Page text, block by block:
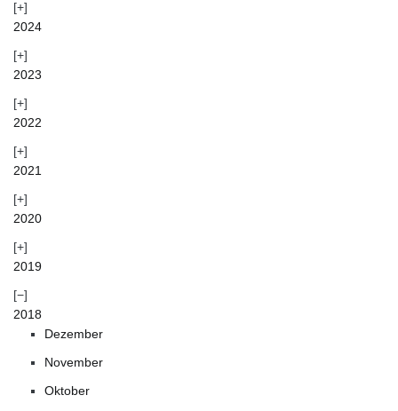
2024
2023
2022
2021
2020
2019
2018
Dezember
November
Oktober